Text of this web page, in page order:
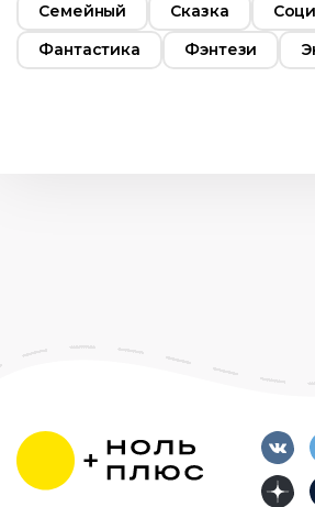
Семейный
Сказка
Фантастика
Фэнтези